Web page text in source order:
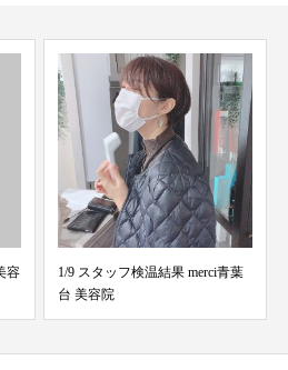
1/9 スタッフ検温結果 merci青葉
台 美容院